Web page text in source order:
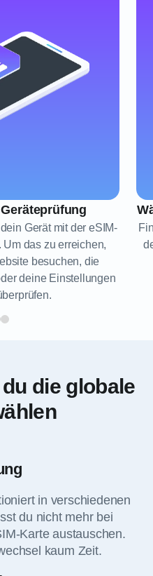
Gerät mit der eSIM-
das zu erreichen,
besuchen, die
deine Einstellungen
die globale
in verschiedenen
du nicht mehr bei
Karte austauschen.
kaum Zeit.